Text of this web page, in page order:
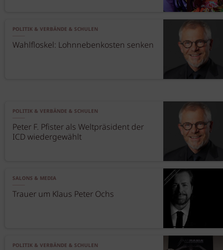
POLITIK & VERBÄNDE & SCHULEN
Wahlfloskel: Lohnnebenkosten senken
POLITIK & VERBÄNDE & SCHULEN
Peter F. Pfister als Weltpräsident der
ICD wiedergewählt
SALONS & MEDIA
Trauer um Klaus Peter Ochs
POLITIK & VERBÄNDE & SCHULEN